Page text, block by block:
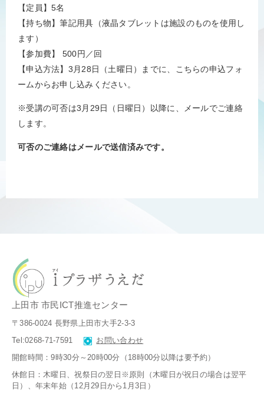
【定員】5名
【持ち物】筆記用具（液晶タブレットは施設のものを使用し
ます）
【参加費】 500円／回
【申込方法】3月28日（土曜日）までに、こちらの申込フォ
ームからお申し込みください。
※受講の可否は3月29日（日曜日）以降に、メールでご連絡
します。
​可否のご連絡はメールで送信済みです。
上田市 市民ICT推進センター
〒386-0024 長野県上田市大手2-3-3
Tel:0268-71-7591
お問い合わせ
開館時間：9時30分～20時00分（18時00分以降は要予約）
休館日：木曜日、祝祭日の翌日※原則（木曜日が祝日の場合は翌平
日）、 年末年始（12月29日から1月3日）